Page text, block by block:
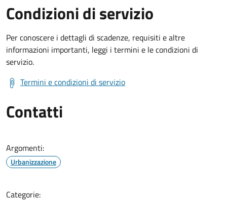
Condizioni di servizio
Per conoscere i dettagli di scadenze, requisiti e altre
informazioni importanti, leggi i termini e le condizioni di
servizio.
Termini e condizioni di servizio
Contatti
Argomenti:
Urbanizzazione
Categorie: